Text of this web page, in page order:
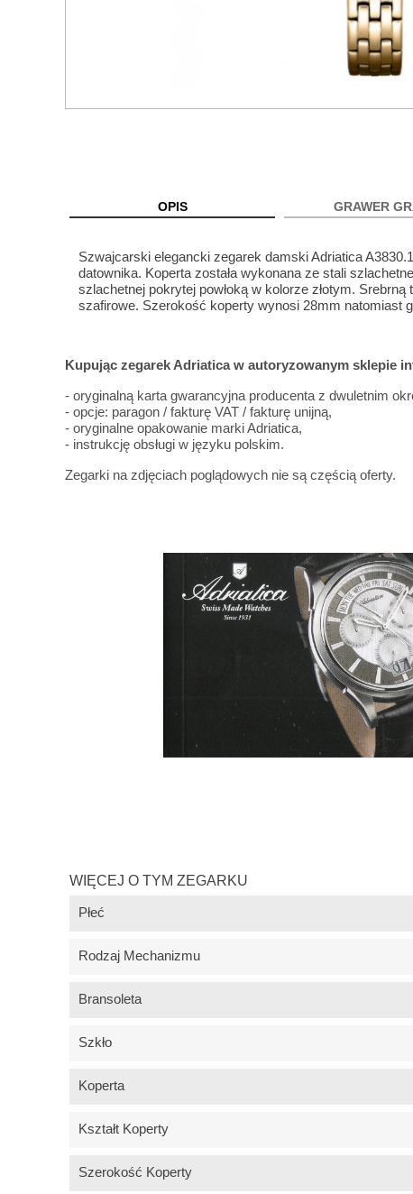
OPIS GRAWER
Szwajcarski elegancki zegarek damski Adriatica
datownika. Koperta została wykonana ze stali
szlachetnej pokrytej powłoką w kolorze złotym.
szafirowe. Szerokość koperty wynosi 28mm natomiast
Kupując zegarek Adriatica w autoryzowanym sklepie
- oryginalną karta gwarancyjna producenta z dwuletnim
- opcje: paragon / fakturę VAT / fakturę unijną,
- oryginalne opakowanie marki Adriatica,
- instrukcję obsługi w języku polskim.
Zegarki na zdjęciach poglądowych nie są częścią oferty.
WIĘCEJ O TYM ZEGARKU
Płeć
Rodzaj Mechanizmu
Bransoleta
Szkło
Koperta
Kształt Koperty
Szerokość Koperty